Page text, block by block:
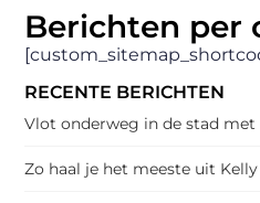
RECENTE BERICHTEN
Vlot onderweg in de stad
Zo haal je het meeste uit
Berichten per